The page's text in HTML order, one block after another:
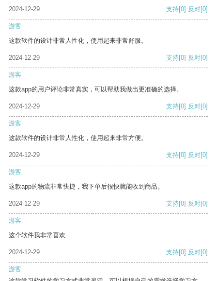
2024-12-29
支持[0] 反对[0]
游客
这款软件的设计非常人性化，使用起来非常舒服。
2024-12-29 支持[0] 反对[0]
游客
这款app的用户评论非常真实，可以帮助我做出更准确的选择。
2024-12-29 支持[0] 反对[0]
游客
这款软件的设计非常人性化，使用起来非常方便。
2024-12-29 支持[0] 反对[0]
游客
这款app的物流非常快捷，我下单后很快就能收到商品。
2024-12-29 支持[0] 反对[0]
游客
这个软件我非常喜欢
2024-12-29 支持[0] 反对[0]
游客